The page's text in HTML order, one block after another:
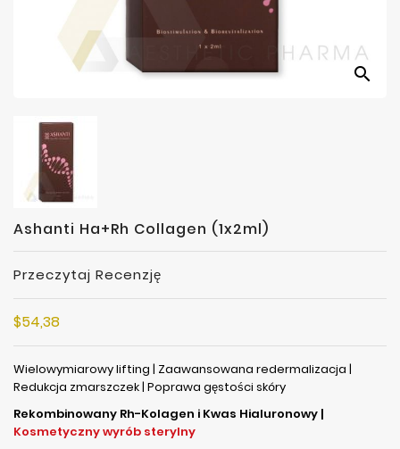
search
Ashanti Ha+Rh Collagen (1x2ml)
Przeczytaj Recenzję
$54,38
Wielowymiarowy lifting | Zaawansowana redermalizacja |
Redukcja zmarszczek | Poprawa gęstości skóry
Rekombinowany Rh-Kolagen i Kwas Hialuronowy |
Kosmetyczny wyrób sterylny